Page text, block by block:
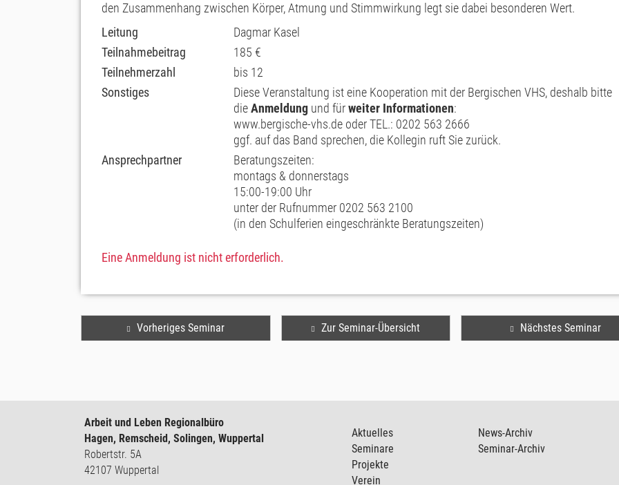
den Zusammenhang zwischen Körper, Atmung und Stimmwirkung legt sie dabei besonderen Wert.
Leitung
Dagmar Kasel
Teilnahmebeitrag
185 €
Teilnehmerzahl
bis 12
Sonstiges
Diese Veranstaltung ist eine Kooperation mit der Bergischen VHS, deshalb bitte
dieAnmeldung und fürweiter Informationen:
www.bergische-vhs.de oder TEL.: 0202 563 2666
ggf. auf das Band sprechen, die Kollegin ruft Sie zurück.
Ansprechpartner
Beratungszeiten:
montags & donnerstags
15:00-19:00 Uhr
unter der Rufnummer 0202 563 2100
(in den Schulferien eingeschränkte Beratungszeiten)
Eine Anmeldung ist nicht erforderlich.
Vorheriges Seminar Zur Seminar-Übersicht Nächstes Seminar
Arbeit und Leben Regionalbüro
Hagen, Remscheid, Solingen, Wuppertal
Robertstr. 5A
42107 Wuppertal
Aktuelles
Seminare
Projekte
Verein
News-Archiv
Seminar-Archiv